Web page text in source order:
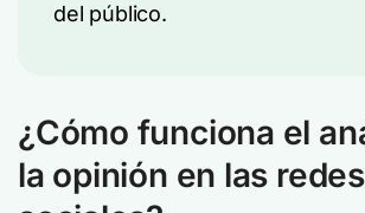
del público.
¿Cómo funciona el
la opinión en las redes